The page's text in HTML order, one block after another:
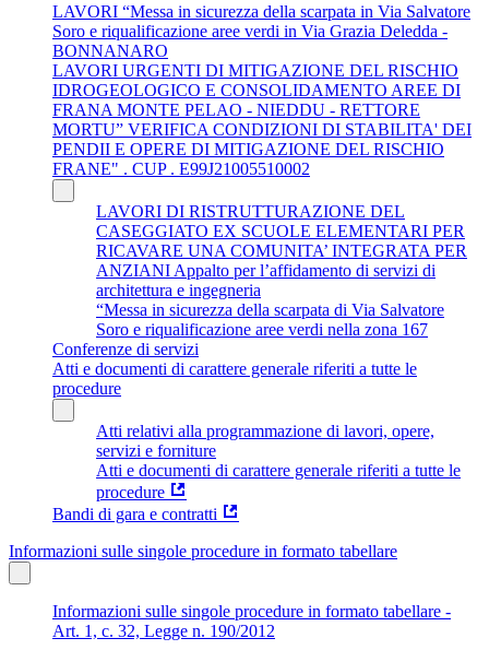
LAVORI “Messa in sicurezza della scarpata in Via Salvatore
Soro e riqualificazione aree verdi in Via Grazia Deledda -
BONNANARO
LAVORI URGENTI DI MITIGAZIONE DEL RISCHIO
IDROGEOLOGICO E CONSOLIDAMENTO AREE DI
FRANA MONTE PELAO - NIEDDU - RETTORE
MORTU” VERIFICA CONDIZIONI DI STABILITA' DEI
PENDII E OPERE DI MITIGAZIONE DEL RISCHIO
FRANE" . CUP . E99J21005510002
LAVORI DI RISTRUTTURAZIONE DEL
CASEGGIATO EX SCUOLE ELEMENTARI PER
RICAVARE UNA COMUNITA’ INTEGRATA PER
ANZIANI Appalto per l’affidamento di servizi di
architettura e ingegneria
“Messa in sicurezza della scarpata di Via Salvatore
Soro e riqualificazione aree verdi nella zona 167
Conferenze di servizi
Atti e documenti di carattere generale riferiti a tutte le
procedure
Atti relativi alla programmazione di lavori, opere,
servizi e forniture
Atti e documenti di carattere generale riferiti a tutte le
procedure
Bandi di gara e contratti
Informazioni sulle singole procedure in formato tabellare
Informazioni sulle singole procedure in formato tabellare -
Art. 1, c. 32, Legge n. 190/2012